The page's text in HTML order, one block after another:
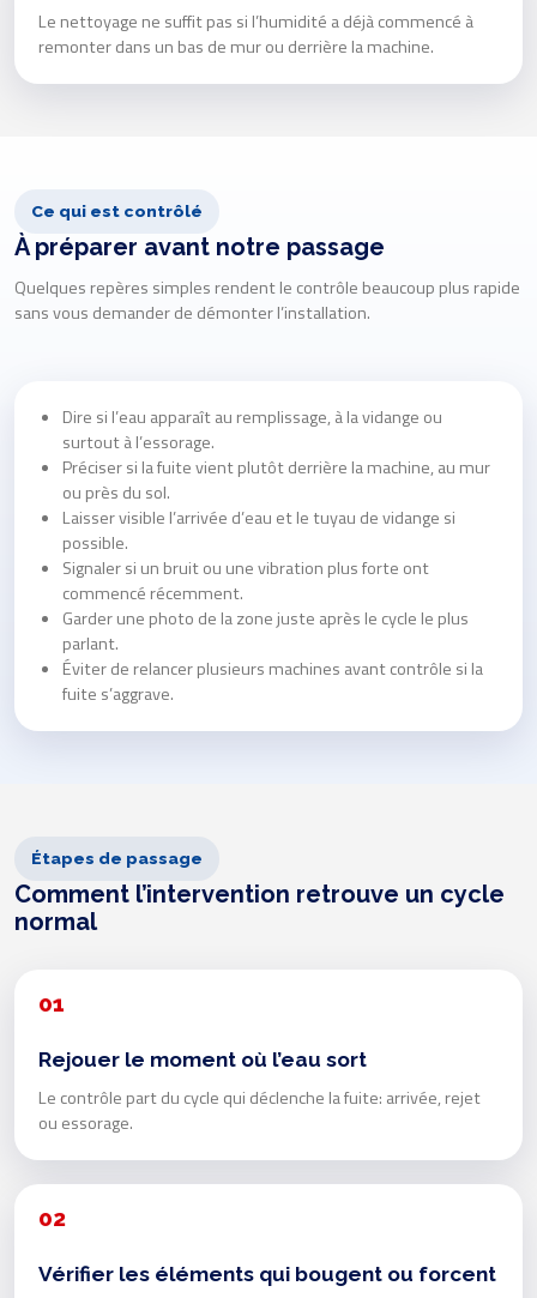
Le nettoyage ne suffit pas si l’humidité a déjà commencé à
remonter dans un bas de mur ou derrière la machine.
Ce qui est contrôlé
À préparer avant notre passage
Quelques repères simples rendent le contrôle beaucoup plus rapide
sans vous demander de démonter l’installation.
Dire si l’eau apparaît au remplissage, à la vidange ou
surtout à l’essorage.
Préciser si la fuite vient plutôt derrière la machine, au mur
ou près du sol.
Laisser visible l’arrivée d’eau et le tuyau de vidange si
possible.
Signaler si un bruit ou une vibration plus forte ont
commencé récemment.
Garder une photo de la zone juste après le cycle le plus
parlant.
Éviter de relancer plusieurs machines avant contrôle si la
fuite s’aggrave.
Étapes de passage
Comment l’intervention retrouve un cycle
normal
01
Rejouer le moment où l’eau sort
Le contrôle part du cycle qui déclenche la fuite: arrivée, rejet
ou essorage.
02
Vérifier les éléments qui bougent ou forcent